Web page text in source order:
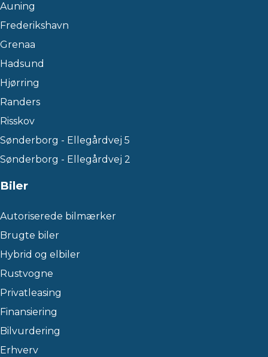
Auning
Frederikshavn
Grenaa
Hadsund
Hjørring
Randers
Risskov
Sønderborg - Ellegårdvej 5
Sønderborg - Ellegårdvej 2
Biler
Autoriserede bilmærker
Brugte biler
Hybrid og elbiler
Rustvogne
Privatleasing
Finansiering
Bilvurdering
Erhverv